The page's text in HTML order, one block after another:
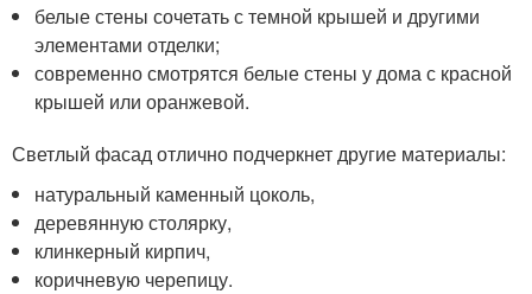
белые стены сочетать с темной крышей и другими
элементами отделки;
современно смотрятся белые стены у дома с красной
крышей или оранжевой.
Светлый фасад отлично подчеркнет другие материалы:
натуральный каменный цоколь,
деревянную столярку,
клинкерный кирпич,
коричневую черепицу.